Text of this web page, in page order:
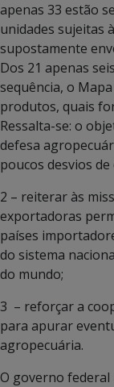
apenas 33 estão
unidades sujeitas
supostamente
Dos 21 apenas
sequência, o
produtos, quais
Ressalta-se: o
defesa
poucos desvios de
2 – reiterar às
exportadoras
países
do sistema
do mundo;
3 – reforçar a
para apurar
agropecuária.
O governo federal